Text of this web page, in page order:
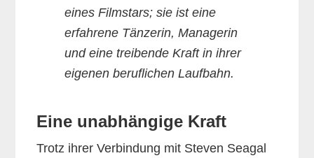
eines Filmstars; sie ist eine
erfahrene Tänzerin, Managerin
und eine treibende Kraft in ihrer
eigenen beruflichen Laufbahn.
Eine unabhängige Kraft
Trotz ihrer Verbindung mit Steven Seagal